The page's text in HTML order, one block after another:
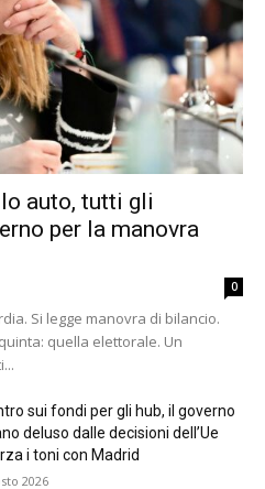
auto, tutti gli
per la manovra
0
Si legge manovra di bilancio.
quella elettorale. Un
sui fondi per gli hub, il governo
deluso dalle decisioni dell’Ue
i toni con Madrid
2026